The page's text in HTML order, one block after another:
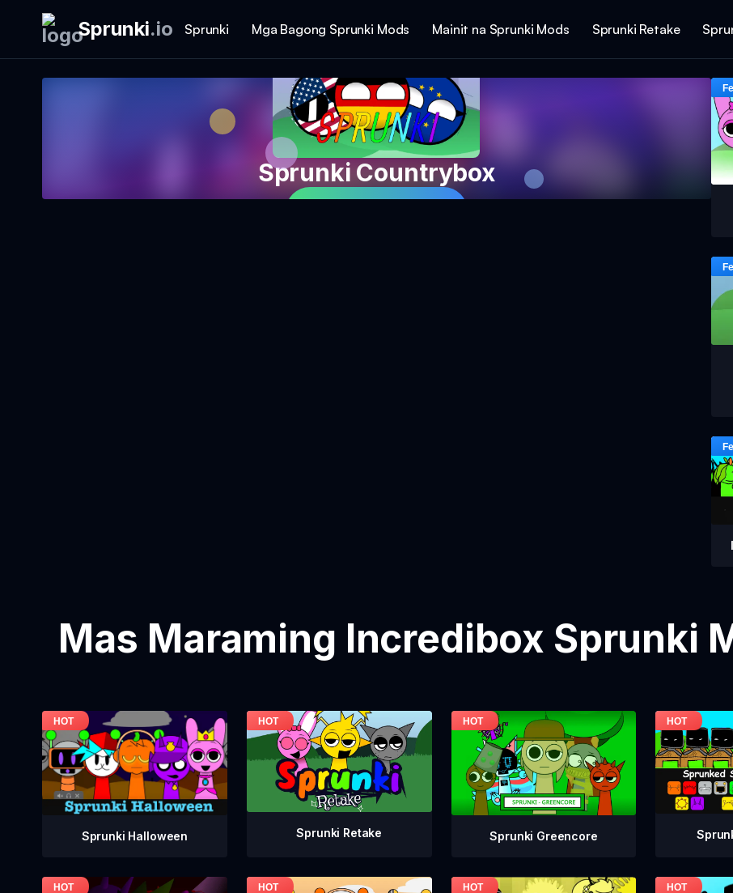
Sprunki.io Sprunki Mga Bagong Sprunki Mods Mainit na Sprunki Mods Sprunki Retake
Sprunki Countrybox
Mas Maraming Incredibox Sprunki
Sprunki Halloween Sprunki Retake Sprunki Greencore